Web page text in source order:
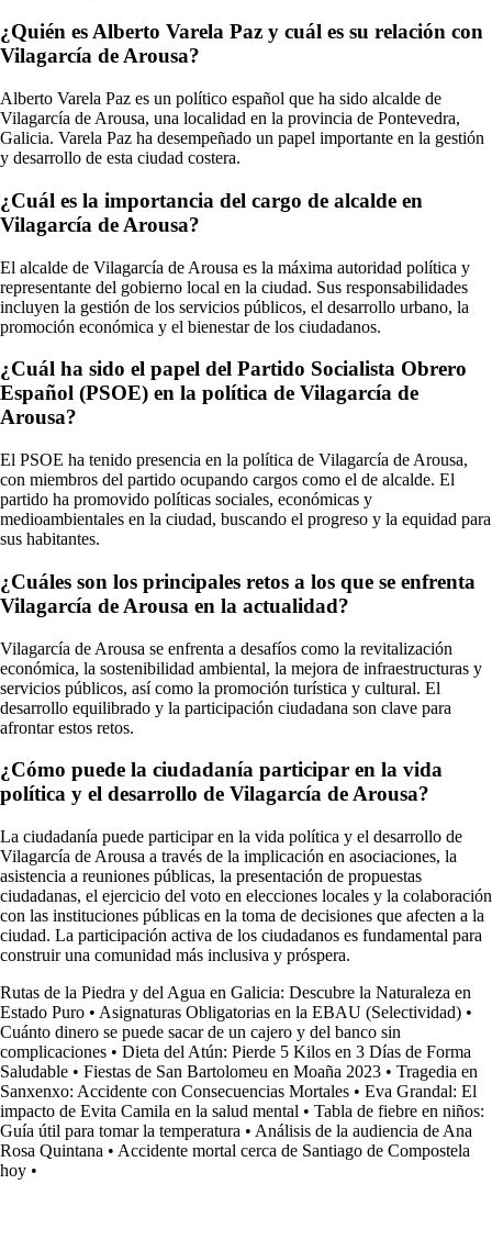
¿Quién es Alberto Varela Paz y cuál es su relación con
Vilagarcía de Arousa?
Alberto Varela Paz es un político español que ha sido alcalde de
Vilagarcía de Arousa, una localidad en la provincia de Pontevedra,
Galicia. Varela Paz ha desempeñado un papel importante en la gestión
y desarrollo de esta ciudad costera.
¿Cuál es la importancia del cargo de alcalde en
Vilagarcía de Arousa?
El alcalde de Vilagarcía de Arousa es la máxima autoridad política y
representante del gobierno local en la ciudad. Sus responsabilidades
incluyen la gestión de los servicios públicos, el desarrollo urbano, la
promoción económica y el bienestar de los ciudadanos.
¿Cuál ha sido el papel del Partido Socialista Obrero
Español (PSOE) en la política de Vilagarcía de
Arousa?
El PSOE ha tenido presencia en la política de Vilagarcía de Arousa,
con miembros del partido ocupando cargos como el de alcalde. El
partido ha promovido políticas sociales, económicas y
medioambientales en la ciudad, buscando el progreso y la equidad para
sus habitantes.
¿Cuáles son los principales retos a los que se enfrenta
Vilagarcía de Arousa en la actualidad?
Vilagarcía de Arousa se enfrenta a desafíos como la revitalización
económica, la sostenibilidad ambiental, la mejora de infraestructuras y
servicios públicos, así como la promoción turística y cultural. El
desarrollo equilibrado y la participación ciudadana son clave para
afrontar estos retos.
¿Cómo puede la ciudadanía participar en la vida
política y el desarrollo de Vilagarcía de Arousa?
La ciudadanía puede participar en la vida política y el desarrollo de
Vilagarcía de Arousa a través de la implicación en asociaciones, la
asistencia a reuniones públicas, la presentación de propuestas
ciudadanas, el ejercicio del voto en elecciones locales y la colaboración
con las instituciones públicas en la toma de decisiones que afecten a la
ciudad. La participación activa de los ciudadanos es fundamental para
construir una comunidad más inclusiva y próspera.
Rutas de la Piedra y del Agua en Galicia: Descubre la Naturaleza en
Estado Puro • Asignaturas Obligatorias en la EBAU (Selectividad) •
Cuánto dinero se puede sacar de un cajero y del banco sin
complicaciones • Dieta del Atún: Pierde 5 Kilos en 3 Días de Forma
Saludable • Fiestas de San Bartolomeu en Moaña 2023 • Tragedia en
Sanxenxo: Accidente con Consecuencias Mortales • Eva Grandal: El
impacto de Evita Camila en la salud mental • Tabla de fiebre en niños:
Guía útil para tomar la temperatura • Análisis de la audiencia de Ana
Rosa Quintana • Accidente mortal cerca de Santiago de Compostela
hoy •